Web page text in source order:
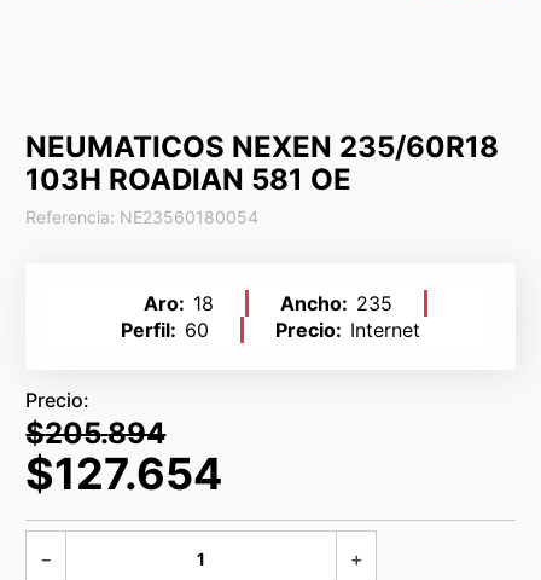
NEUMATICOS NEXEN 235/60R18
103H ROADIAN 581 OE
Referencia: NE23560180054
Aro 18 Ancho
235
Perfil
60 Precio Internet
$205.894
$127.654
＋
－